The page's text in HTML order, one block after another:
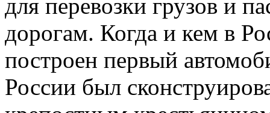
для перевозки грузов и
дорогам. Когда и кем в
построен первый
России был